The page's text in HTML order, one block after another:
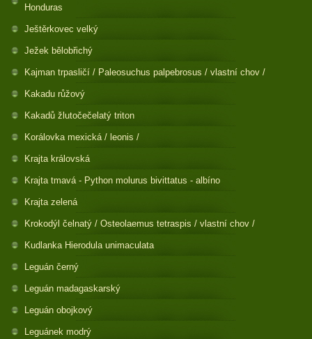
Honduras
Ještěrkovec velký
Ježek bělobřichý
Kajman trpasličí / Paleosuchus palpebrosus / vlastní chov /
Kakadu růžový
Kakadů žlutočečelatý triton
Korálovka mexická / leonis /
Krajta královská
Krajta tmavá - Python molurus bivittatus - albíno
Krajta zelená
Krokodýl čelnatý / Osteolaemus tetraspis / vlastní chov /
Kudlanka Hierodula unimaculata
Leguán černý
Leguán madagaskarský
Leguán obojkový
Leguánek modrý